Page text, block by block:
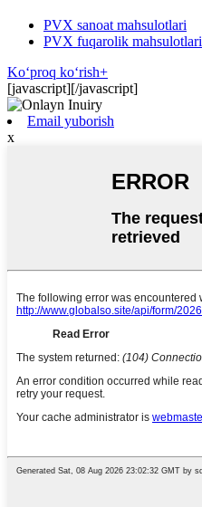
PVX sanoat mahsulotlari
PVX fuqarolik mahsulotlari
Koʻproq koʻrish+
[javascript][/javascript]
Email yuborish
x